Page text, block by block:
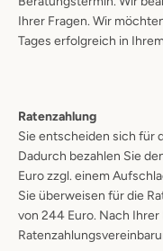
Ihrer Fragen. Wir
Tages erfolgreich in
Ratenzahlung
Sie entscheiden sich für
Dadurch bezahlen Sie
Euro zzgl. einem
Sie überweisen für die
von 244 Euro. Nach